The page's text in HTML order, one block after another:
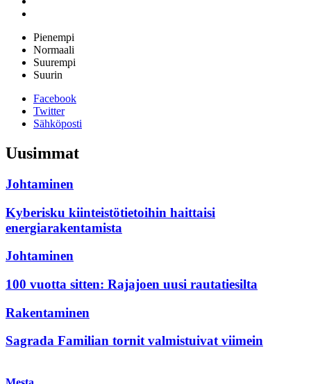
Pienempi
Normaali
Suurempi
Suurin
Facebook
Twitter
Sähköposti
Uusimmat
Johtaminen
Kyberisku kiinteistötietoihin haittaisi
energiarakentamista
Johtaminen
100 vuotta sitten: Rajajoen uusi rautatiesilta
Rakentaminen
Sagrada Familian tornit valmistuivat viimein
Joissakin kohteissa pienimpään hiilijalanjälkeen päästään
betonirakenteilla, toisissa puurakenteilla.